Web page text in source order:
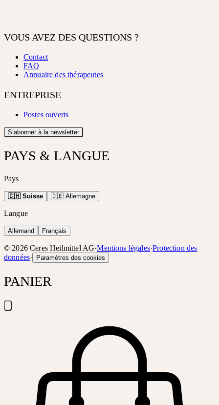
VOUS AVEZ DES QUESTIONS ?
Contact
FAQ
Annuaire des thérapeutes
ENTREPRISE
Postes ouverts
S’abonner à la newsletter
PAYS & LANGUE
Pays
🇨🇭 Suisse 🇩🇪 Allemagne
Langue
Allemand Français
© 2026 Ceres Heilmittel AG·Mentions légales·Protection des
données· Paramètres des cookies
PANIER